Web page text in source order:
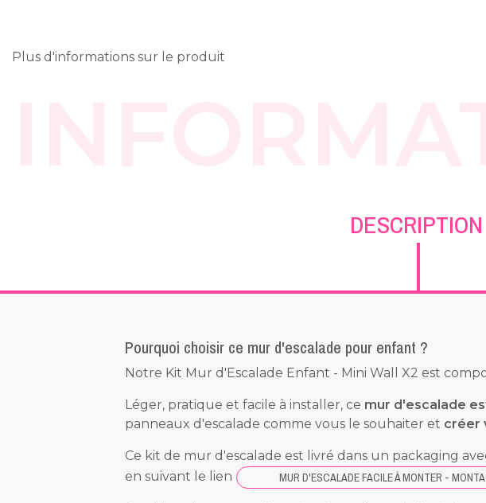
Plus d'informations sur le produit
DESCRIPTION
Pourquoi choisir ce mur d'escalade pour enfant ?
Notre Kit Mur d'Escalade Enfant - Mini Wall X2 est
Léger, pratique et facile à installer, ce mur d'escalade
panneaux d'escalade comme vous le souhaiter et créer
Ce kit de mur d'escalade est livré dans un packaging
en suivant le lien
MUR D'ESCALADE FACILE À MONTER -